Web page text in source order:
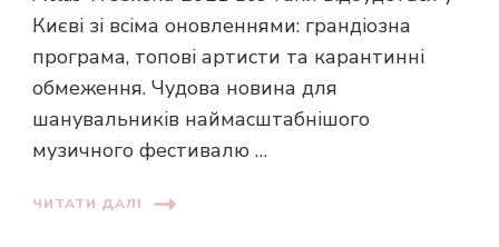
Києві зі всіма оновленнями: грандіозна
програма, топові артисти та карантинні
обмеження. Чудова новина для
шанувальників наймасштабнішого
музичного фестивалю …
ЧИТАТИ ДАЛІ